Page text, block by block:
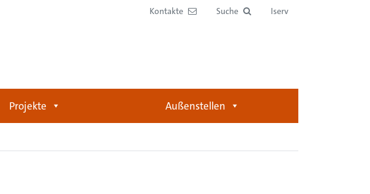
Kontakte Suche Iserv
Projekte Außenstellen